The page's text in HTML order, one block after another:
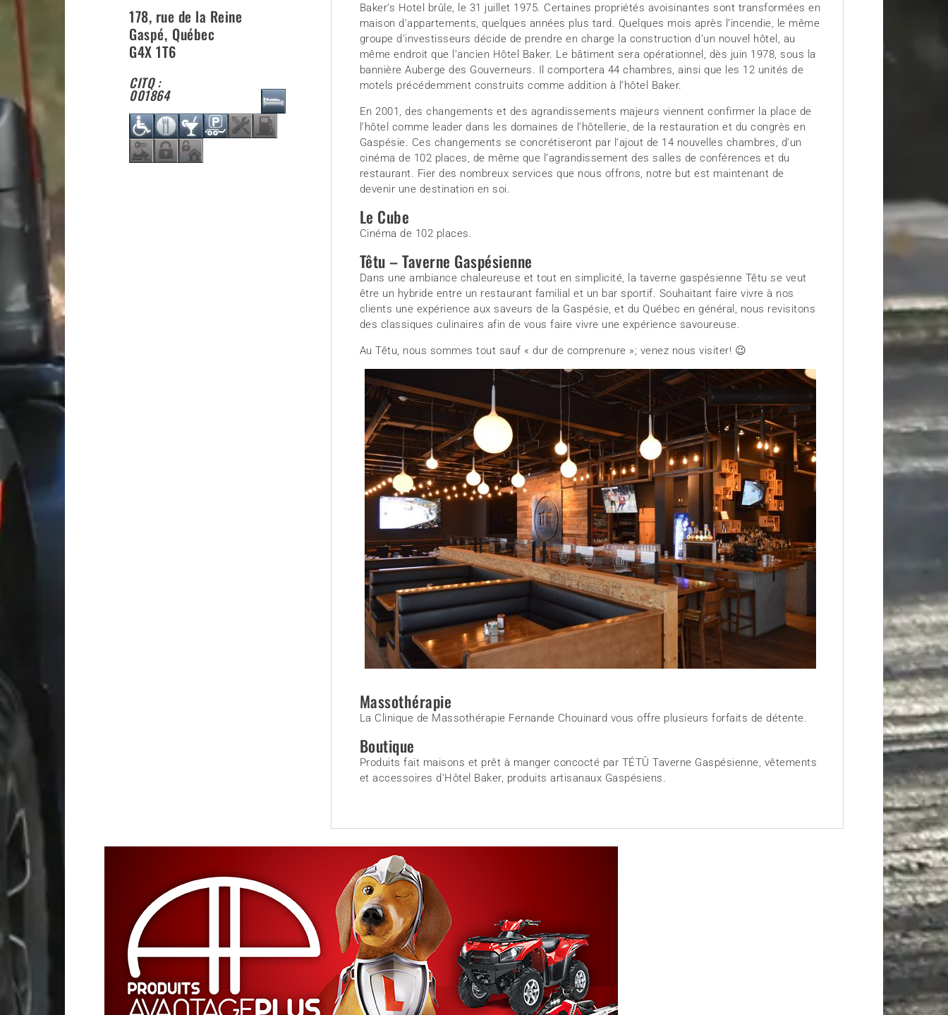
178, rue de la Reine
Gaspé, Québec
G4X 1T6
CITQ :
001864
Baker’s Hotel brûle, le 31 juillet 1975. Certaines propriétés avoisinantes sont transformées en
maison d’appartements, quelques années plus tard. Quelques mois après l’incendie, le même
groupe d’investisseurs décide de prendre en charge la construction d’un nouvel hôtel, au
même endroit que l’ancien Hôtel Baker. Le bâtiment sera opérationnel, dès juin 1978, sous la
bannière Auberge des Gouverneurs. Il comportera 44 chambres, ainsi que les 12 unités de
motels précédemment construits comme addition à l’hôtel Baker.
En 2001, des changements et des agrandissements majeurs viennent confirmer la place de
l’hôtel comme leader dans les domaines de l’hôtellerie, de la restauration et du congrès en
Gaspésie. Ces changements se concrétiseront par l’ajout de 14 nouvelles chambres, d’un
cinéma de 102 places, de même que l’agrandissement des salles de conférences et du
restaurant. Fier des nombreux services que nous offrons, notre but est maintenant de
devenir une destination en soi.
Le Cube
Cinéma de 102 places.
Têtu – Taverne Gaspésienne
Dans une ambiance chaleureuse et tout en simplicité, la taverne gaspésienne Têtu se veut
être un hybride entre un restaurant familial et un bar sportif. Souhaitant faire vivre à nos
clients une expérience aux saveurs de la Gaspésie, et du Québec en général, nous revisitons
des classiques culinaires afin de vous faire vivre une expérience savoureuse.
Au Têtu, nous sommes tout sauf « dur de comprenure »; venez nous visiter! 😉
Massothérapie
La Clinique de Massothérapie Fernande Chouinard vous offre plusieurs forfaits de détente.
Boutique
Produits fait maisons et prêt à manger concocté par TÉTÛ Taverne Gaspésienne, vêtements
et accessoires d’Hôtel Baker, produits artisanaux Gaspésiens.